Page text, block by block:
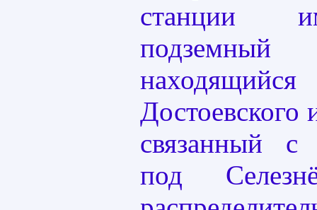
станции
Достоевского
связанный с
под